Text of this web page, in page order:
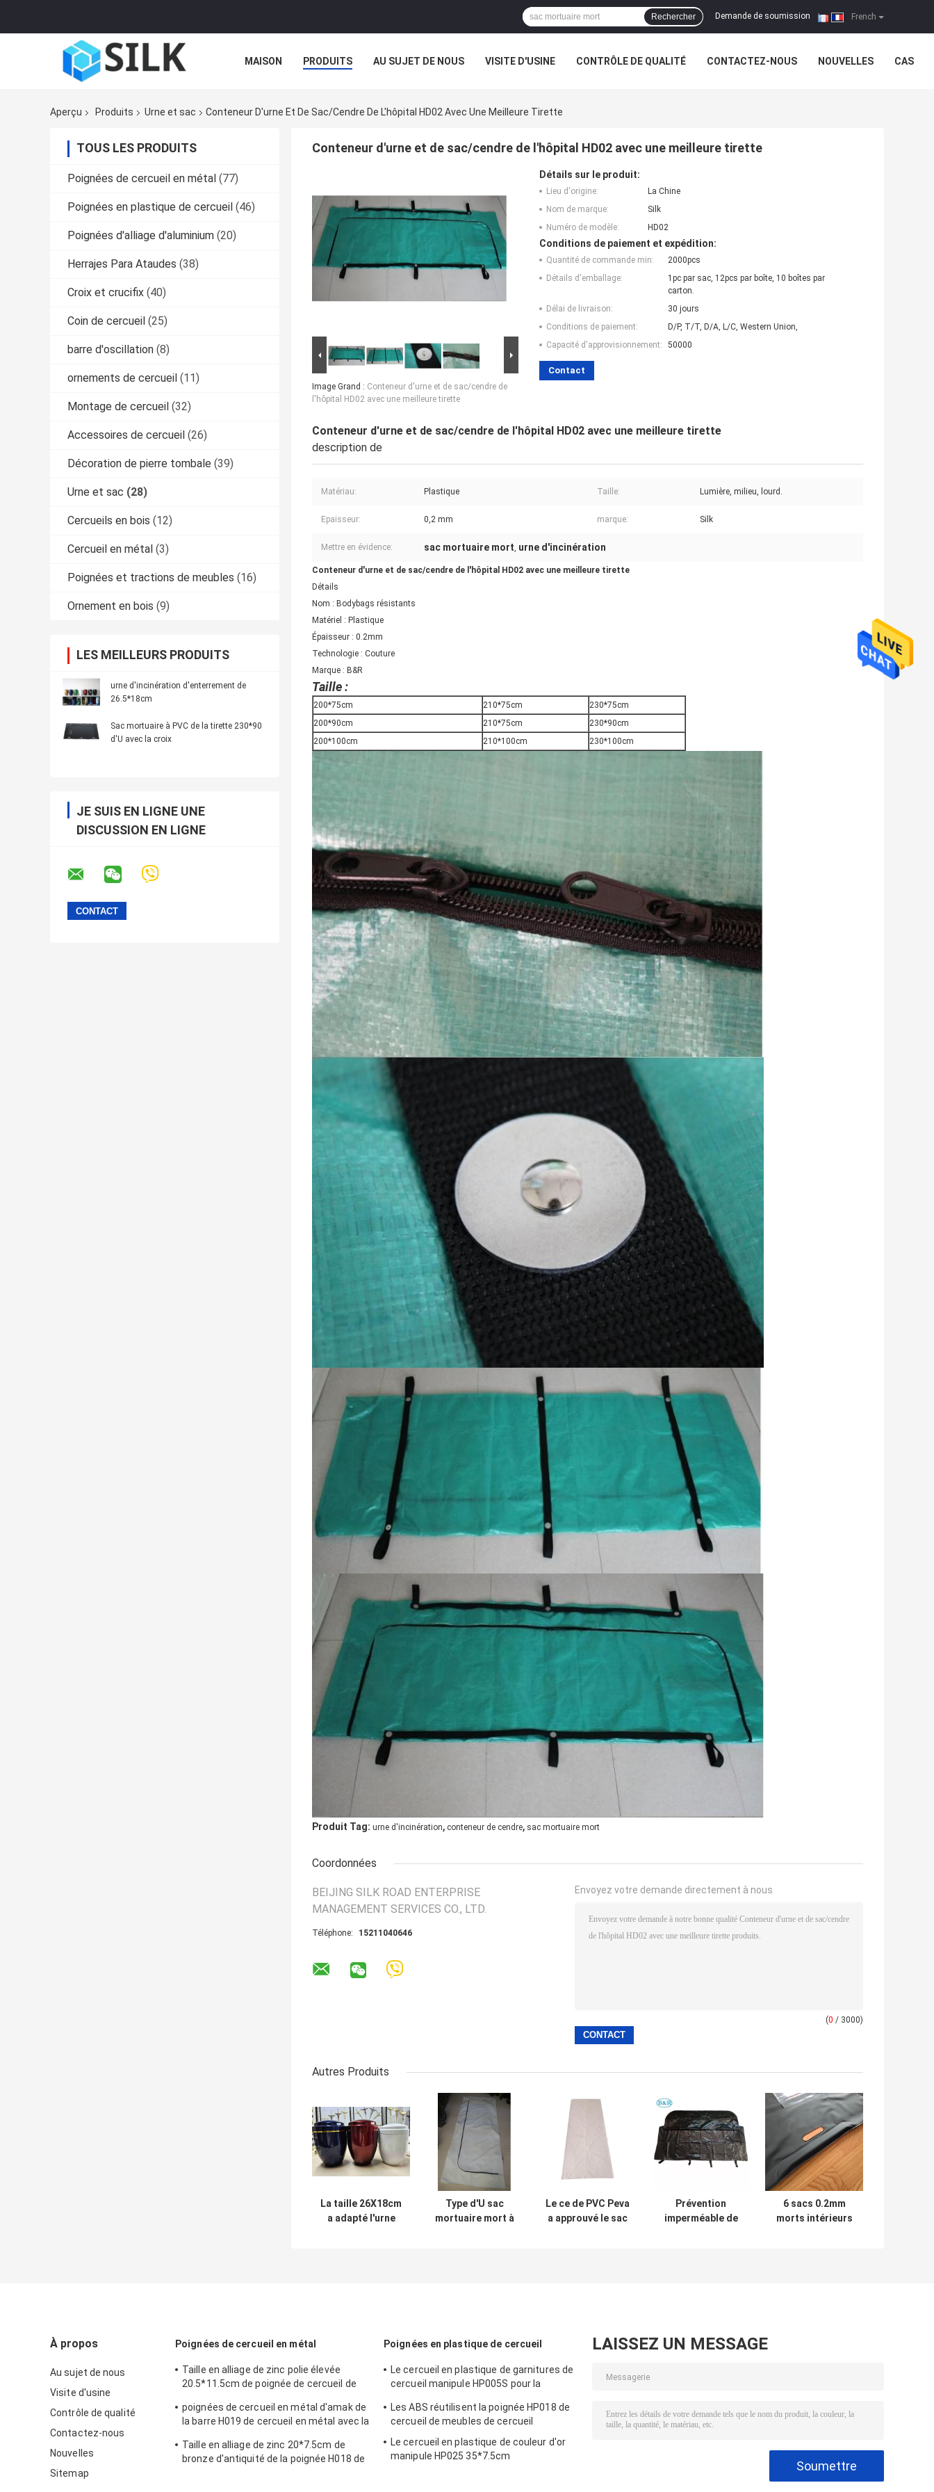
French
Demande de soumission |
Rechercher
MAISON PRODUITS AU SUJET DE NOUS VISITE D'USINE CONTRÔLE DE QUALITÉ CONTACTEZ-NOUS NOUVELLES CAS
Aperçu Produits Urne et sac Conteneur D'urne Et De Sac/cendre De L'hôpital HD02 Avec Une Meilleure Tirette
TOUS LES PRODUITS
Poignées de cercueil en métal (77)
Poignées en plastique de cercueil (46)
Poignées d'alliage d'aluminium (20)
Herrajes Para Ataudes (38)
Croix et crucifix (40)
Coin de cercueil (25)
barre d'oscillation (8)
ornements de cercueil (11)
Montage de cercueil (32)
Accessoires de cercueil (26)
Décoration de pierre tombale (39)
Urne et sac (28)
Cercueils en bois (12)
Cercueil en métal (3)
Poignées et tractions de meubles (16)
Ornement en bois (9)
LES MEILLEURS PRODUITS
urne d'incinération d'enterrement de
26.5*18cm
Sac mortuaire à PVC de la tirette 230*90
d'U avec la croix
JE SUIS EN LIGNE UNE
DISCUSSION EN LIGNE
Conteneur d'urne et de sac/cendre de l'hôpital HD02 avec une meilleure tirette
Image Grand : Conteneur d'urne et de sac/cendre de
l'hôpital HD02 avec une meilleure tirette
Détails sur le produit:
Lieu d'origine:
La Chine
Nom de marque:
Silk
Numéro de modèle:
HD02
Conditions de paiement et expédition:
Quantité de commande min:
2000pcs
Détails d'emballage:
1pc par sac, 12pcs par boîte, 10 boîtes par
carton.
Délai de livraison:
30 jours
Conditions de paiement:
D/P, T/T, D/A, L/C, Western Union,
Capacité d'approvisionnement:
50000
Contact
Conteneur d'urne et de sac/cendre de l'hôpital HD02 avec une meilleure tirette
description de
Matériau: Plastique Taille: Lumière, milieu, lourd.
Epaisseur: 0,2 mm marque: Silk
Mettre en évidence: sac mortuaire mort, urne d'incinération
Conteneur d'urne et de sac/cendre de l'hôpital HD02 avec une meilleure tirette
Détails
Nom : Bodybags résistants
Matériel : Plastique
Épaisseur : 0.2mm
Technologie : Couture
Marque : B&R
Taille :
200*75cm 210*75cm
230*75cm
200*90cm
210*75cm
230*90cm
200*100cm
210*100cm 230*100cm
Produit Tag: urne d'incinération, conteneur de cendre, sac mortuaire mort
Coordonnées
BEIJING SILK ROAD ENTERPRISE
MANAGEMENT SERVICES CO., LTD.
Téléphone: 15211040646
Envoyez votre demande directement à nous
(0 / 3000)
Autres Produits
La taille 26X18cm
a adapté l'urne
Type d'U sac
mortuaire mort à
Le ce de PVC Peva
a approuvé le sac
Prévention
imperméable de
6 sacs 0.2mm
morts intérieurs
À propos
Au sujet de nous
Visite d'usine
Contrôle de qualité
Contactez-nous
Nouvelles
Sitemap
Poignées de cercueil en métal
Taille en alliage de zinc polie élevée
20.5*11.5cm de poignée de cercueil de
matériel de cercueil en métal de Zamak
poignées de cercueil en métal d'amak de
la barre H019 de cercueil en métal avec la
de 30 x de 9,5 cm
Taille en alliage de zinc 20*7.5cm de
bronze d'antiquité de la poignée H018 de
Poignées en plastique de cercueil
Le cercueil en plastique de garnitures de
cercueil manipule HP005S pour la
Les ABS réutilisent la poignée HP018 de
cercueil de meubles de cercueil
Le cercueil en plastique de couleur d'or
manipule HP025 35*7.5cm
LAISSEZ UN MESSAGE